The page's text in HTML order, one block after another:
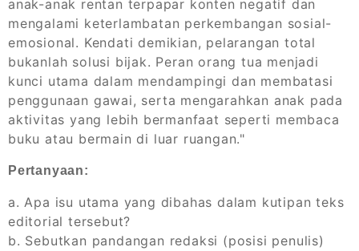
anak-anak rentan terpapar konten negatif dan
mengalami keterlambatan perkembangan sosial-
emosional. Kendati demikian, pelarangan total
bukanlah solusi bijak. Peran orang tua menjadi
kunci utama dalam mendampingi dan membatasi
penggunaan gawai, serta mengarahkan anak pada
aktivitas yang lebih bermanfaat seperti membaca
buku atau bermain di luar ruangan."
Pertanyaan:
a. Apa isu utama yang dibahas dalam kutipan teks
editorial tersebut?
b. Sebutkan pandangan redaksi (posisi penulis)